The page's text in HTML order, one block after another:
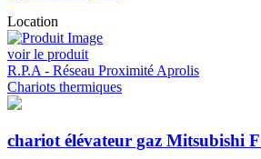
Location
voir le produit
R.P.A - Réseau Proximité Aprolis
Chariots thermiques
chariot élévateur gaz Mitsubishi